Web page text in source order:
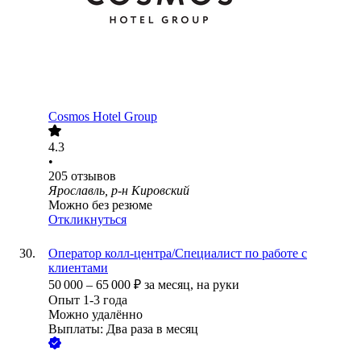
Cosmos Hotel Group
4.3
•
205 отзывов
Ярославль, р-н Кировский
Можно без резюме
Откликнуться
Оператор колл-центра/Специалист по работе с
клиентами
50 000 – 65 000 ₽ за месяц, на руки
Опыт 1-3 года
Можно удалённо
Выплаты: Два раза в месяц